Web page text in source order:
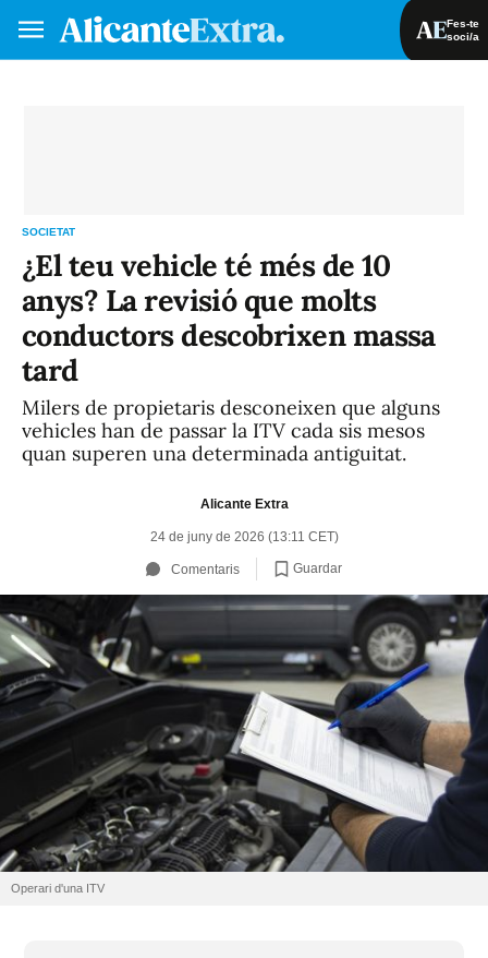
Fes-te
soci/a
SOCIETAT
¿El teu vehicle té més de 10
anys? La revisió que molts
conductors descobrixen massa
tard
Milers de propietaris desconeixen que alguns
vehicles han de passar la ITV cada sis mesos
quan superen una determinada antiguitat.
Alicante Extra
24 de juny de 2026 (13:11 CET)
Comentaris Guardar
Operari d'una ITV